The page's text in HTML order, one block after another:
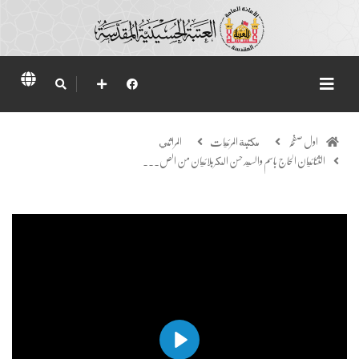
اول صفحہ مكتبة المرئيات المراثي
الثنائيان الحاج باسم والسيد حسن الكربلائيان من الص...